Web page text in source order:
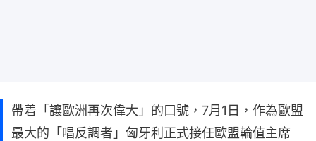
帶着「讓歐洲再次偉大」的口號，7月1日，作為歐盟
最大的「唱反調者」匈牙利正式接任歐盟輪值主席